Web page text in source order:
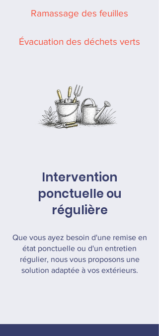
Ramassage des feuilles
Évacuation des déchets verts
Intervention
ponctuelle ou
régulière
Que vous ayez besoin d'une remise en
état ponctuelle ou d'un entretien
régulier, nous vous proposons une
solution adaptée à vos extérieurs.